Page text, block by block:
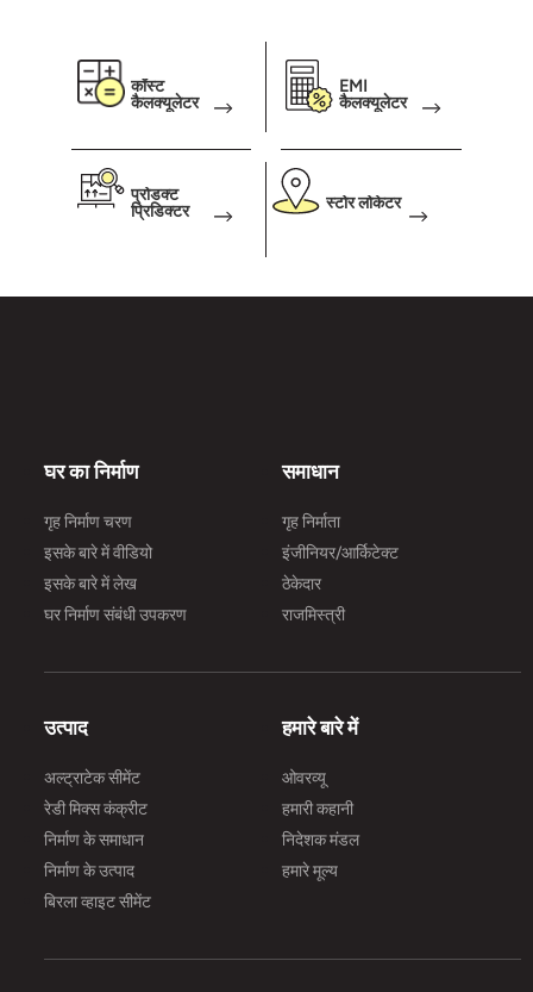
कॉस्ट
कैलक्यूलेटर
EMI
कैलक्यूलेटर
प्रोडक्ट
प्रिडिक्टर
स्टोर लोकेटर
घर का निर्माण
गृह निर्माण चरण
इसके बारे में वीडियो
इसके बारे में लेख
घर निर्माण संबंधी उपकरण
समाधान
गृह निर्माता
इंजीनियर/आर्किटेक्ट
ठेकेदार
राजमिस्त्री
उत्पाद
अल्ट्राटेक सीमेंट
रेडी मिक्स कंक्रीट
निर्माण के समाधान
निर्माण के उत्पाद
बिरला व्हाइट सीमेंट
हमारे बारे में
ओवरव्यू
हमारी कहानी
निदेशक मंडल
हमारे मूल्य